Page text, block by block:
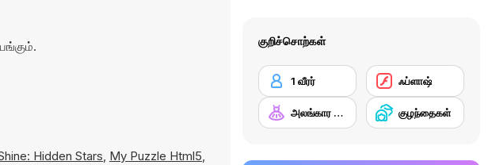
Hidden Stars, My Puzzle Html5,
குறிச்சொற்கள்
1 வீரர் ஃப்ளாஷ்
அலங்கார விளையாட்டுகள் குழந்தைகள்